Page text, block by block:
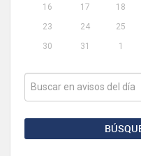
16
17 18
23
24 25
30
31 1